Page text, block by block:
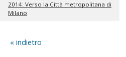
2014: Verso la Città metropolitana di
Milano
indietro